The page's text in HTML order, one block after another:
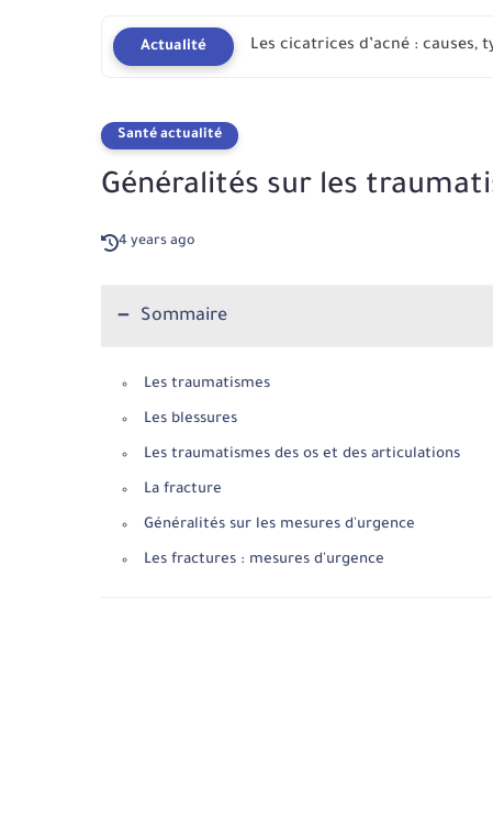
Actualité Les cicatrices d’acné :
Santé actualité
Généralités sur les
4 years ago
Sommaire
Les traumatismes
Les blessures
Les traumatismes des os et des articulations
La fracture
Généralités sur les mesures d'urgence
Les fractures : mesures d'urgence